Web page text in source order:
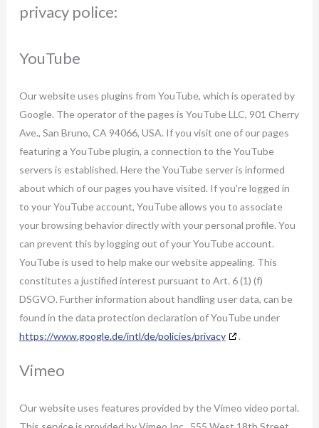
privacy police:
YouTube
Our website uses plugins from YouTube, which is operated by
Google. The operator of the pages is YouTube LLC, 901 Cherry
Ave., San Bruno, CA 94066, USA. If you visit one of our pages
featuring a YouTube plugin, a connection to the YouTube
servers is established. Here the YouTube server is informed
about which of our pages you have visited. If you're logged in
to your YouTube account, YouTube allows you to associate
your browsing behavior directly with your personal profile. You
can prevent this by logging out of your YouTube account.
YouTube is used to help make our website appealing. This
constitutes a justified interest pursuant to Art. 6 (1) (f)
DSGVO. Further information about handling user data, can be
found in the data protection declaration of YouTube under
https://www.google.de/intl/de/policies/privacy
.
Vimeo
Our website uses features provided by the Vimeo video portal.